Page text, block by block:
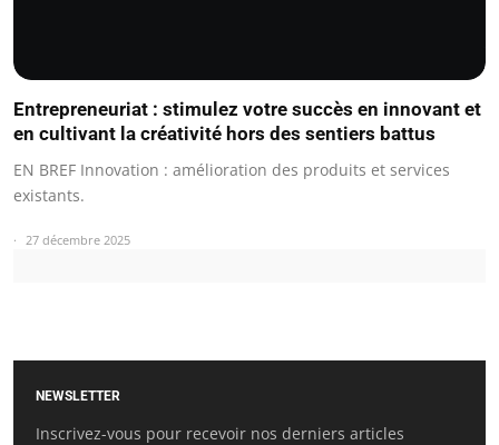
Entrepreneuriat : stimulez votre succès en innovant et
en cultivant la créativité hors des sentiers battus
EN BREF Innovation : amélioration des produits et services
existants.
27 décembre 2025
NEWSLETTER
Inscrivez-vous pour recevoir nos derniers articles